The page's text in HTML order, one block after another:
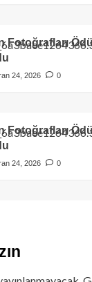
Fotoğrafları
24, 2026 0
Fotoğrafları
24, 2026 0